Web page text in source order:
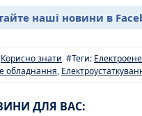
наші новини в
Корисно знати #Теги:
обладнання,
ДЛЯ ВАС: